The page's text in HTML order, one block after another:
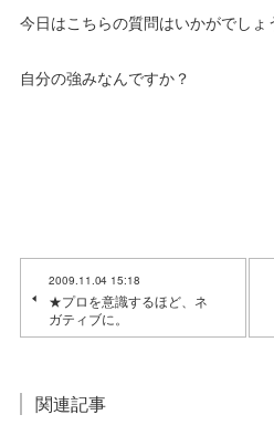
今日はこちらの質問はいかがでしょ
自分の強みなんですか？
2009.11.04 15:18
★プロを意識するほど、ネ
ガティブに。
関連記事